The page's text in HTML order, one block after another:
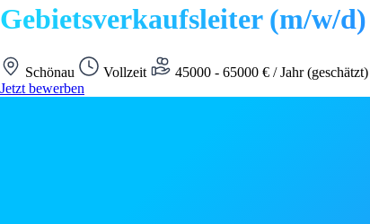
Gebietsverkaufsleiter (m/w/d)
Schönau Vollzeit 45000 - 65000 € / Jahr (geschätzt)
Jetzt bewerben